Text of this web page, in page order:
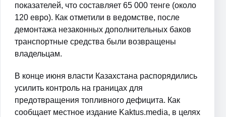
показателей, что составляет 65 000 тенге (около
120 евро). Как отметили в ведомстве, после
демонтажа незаконных дополнительных баков
транспортные средства были возвращены
владельцам.
В конце июня власти Казахстана распорядились
усилить контроль на границах для
предотвращения топливного дефицита. Как
сообщает местное издание Kaktus.media, в целях